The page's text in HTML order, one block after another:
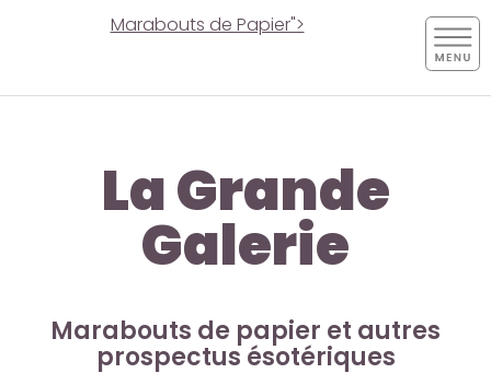
Marabouts de Papier">
La Grande
Galerie
Marabouts de papier et autres
prospectus ésotériques